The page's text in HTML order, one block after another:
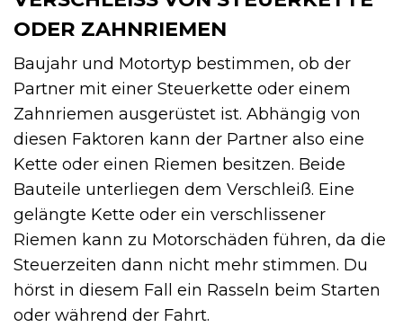
DER ZAHNRIEMEN
Baujahr und Motortyp bestimmen, ob der
Partner mit einer Steuerkette oder einem
Zahnriemen ausgerüstet ist. Abhängig von
diesen Faktoren kann der Partner also eine
Kette oder einen Riemen besitzen. Beide
Bauteile unterliegen dem Verschleiß. Eine
gelängte Kette oder ein verschlissener
Riemen kann zu Motorschäden führen, da die
Steuerzeiten dann nicht mehr stimmen. Du
hörst in diesem Fall ein Rasseln beim Starten
oder während der Fahrt.